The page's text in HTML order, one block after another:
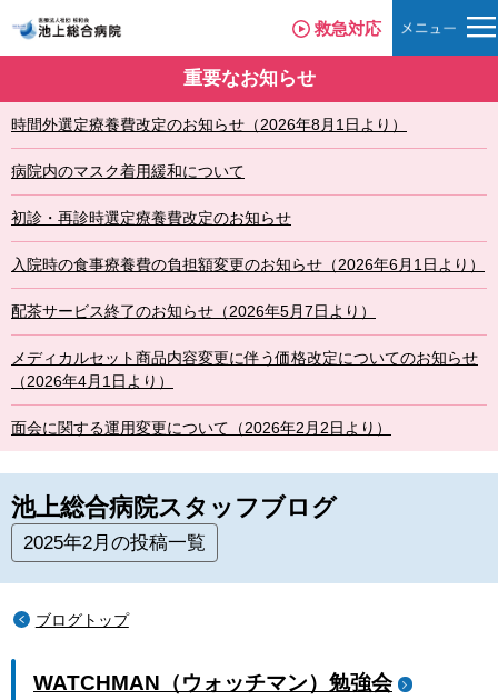
救急対応
重要なお知らせ
時間外選定療養費改定のお知らせ（2026年8月1日より）
病院内のマスク着用緩和について
初診・再診時選定療養費改定のお知らせ
入院時の食事療養費の負担額変更のお知らせ（2026年6月1日より）
配茶サービス終了のお知らせ（2026年5月7日より）
メディカルセット商品内容変更に伴う価格改定についてのお知らせ
（2026年4月1日より）
面会に関する運用変更について（2026年2月2日より）
池上総合病院スタッフブログ
2025年2月の投稿一覧
ブログトップ
WATCHMAN（ウォッチマン）勉強会